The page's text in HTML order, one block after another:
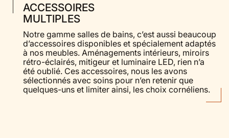
ACCESSOIRES
MULTIPLES
Notre gamme salles de bains, c’est aussi beaucoup
d’accessoires disponibles et spécialement adaptés
à nos meubles. Aménagements intérieurs, miroirs
rétro-éclairés, mitigeur et luminaire LED, rien n’a
été oublié. Ces accessoires, nous les avons
sélectionnés avec soins pour n’en retenir que
quelques-uns et limiter ainsi, les choix cornéliens.